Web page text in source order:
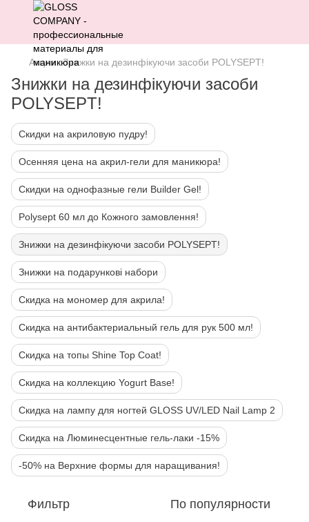
Акции Знижки на дезинфікуючи засоби POLYSEPT!
Знижки на дезинфікуючи засоби
POLYSEPT!
Скидки на акриловую пудру!
Осенняя цена на акрил-гели для маникюра!
Скидки на однофазные гели Builder Gel!
Polysept 60 мл до Кожного замовлення!
Знижки на дезинфікуючи засоби POLYSEPT!
Знижки на подарункові набори
Скидка на мономер для акрила!
Скидка на антибактериальный гель для рук 500 мл!
Скидка на топы Shine Top Coat!
Скидка на коллекцию Yogurt Base!
Скидка на лампу для ногтей GLOSS UV/LED Nail Lamp 2
Скидка на Люминесцентные гель-лаки -15%
-50% на Верхние формы для наращивания!
Фильтр По популярности